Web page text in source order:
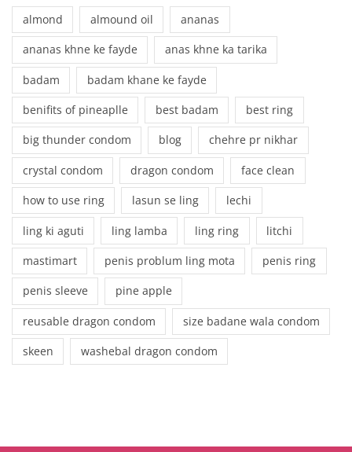
almond almound oil ananas
ananas khne ke fayde anas khne ka tarika
badam badam khane ke fayde
benifits of pineaplle best badam best ring
big thunder condom blog chehre pr nikhar
crystal condom dragon condom face clean
how to use ring lasun se ling lechi
ling ki aguti ling lamba ling ring litchi
mastimart penis problum ling mota penis ring
penis sleeve pine apple
reusable dragon condom size badane wala condom
skeen washebal dragon condom